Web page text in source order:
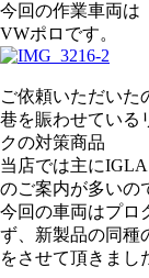
今回の作業車両は
VWポロです。
ご依頼いただいた
巷を賑わせている
クの対策商品
当店では主に
のご案内が多いの
今回の車両はプロ
ず、新製品の同種
をさせて頂きまし